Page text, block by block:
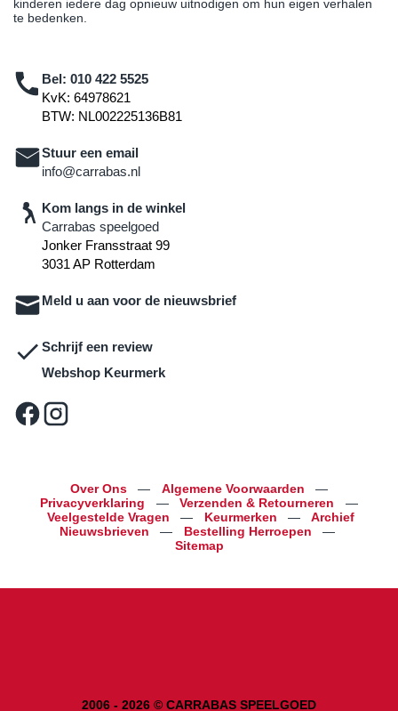
kinderen iedere dag opnieuw uitnodigen om hun eigen verhalen
te bedenken.
Bel: 010 422 5525
KvK: 64978621
BTW: NL002225136B81
Stuur een email
info@carrabas.nl
Kom langs in de winkel
Carrabas speelgoed
Jonker Fransstraat 99
3031 AP Rotterdam
Meld u aan voor de nieuwsbrief
Schrijf een review
Webshop Keurmerk
Over Ons — Algemene Voorwaarden
—
Privacyverklaring
— Verzenden & Retourneren
—
Veelgestelde Vragen
— Keurmerken —
Archief
Nieuwsbrieven
— Bestelling Herroepen
—
Sitemap
2006 - 2026 © CARRABAS SPEELGOED